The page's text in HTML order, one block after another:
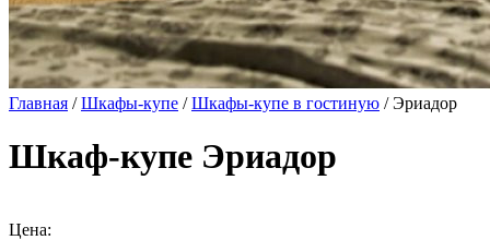
Главная /Шкафы-купе /Шкафы-купе в гостиную / Эриадор
Шкаф-купе Эриадор
Цена: